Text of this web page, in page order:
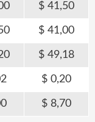
41,50
41,00
49,18
0,20
8,70